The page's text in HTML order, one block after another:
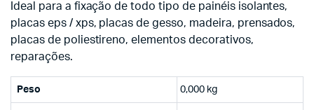
Ideal para a fixação de todo tipo de painéis isolantes,
placas eps / xps, placas de gesso, madeira, prensados,
placas de poliestireno, elementos decorativos,
reparações.
Peso 0,000 kg